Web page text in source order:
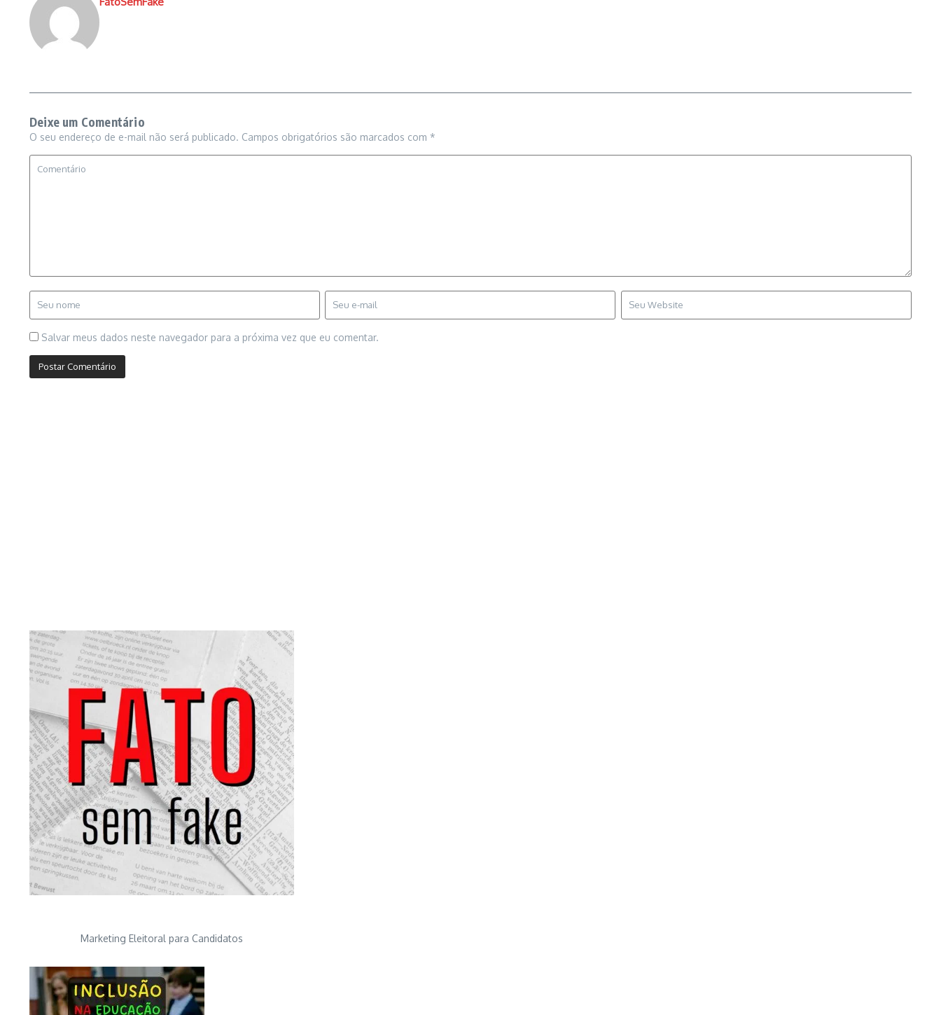
Deixe um Comentário
O seu endereço de e-mail não será publicado. Campos obrigatórios são marcados com *
Salvar meus dados neste navegador para a próxima vez que eu comentar.
Marketing Eleitoral para Candidatos